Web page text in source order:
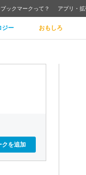
ックマークって？ アプリ・
ジー おもしろ
クを追加